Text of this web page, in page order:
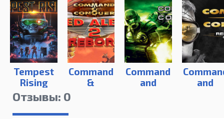
Tempest
Rising
Command
&
Command
and
and
Отзывы: 0